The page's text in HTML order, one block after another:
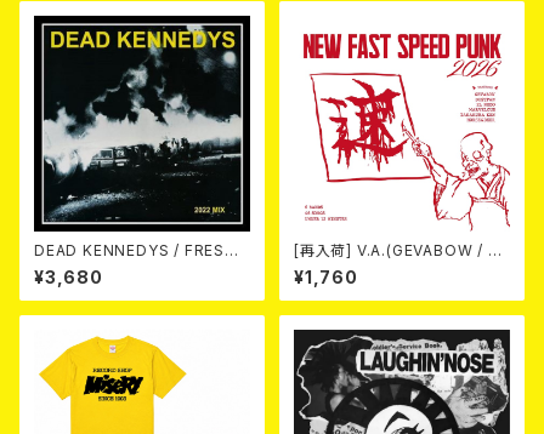
DEAD KENNEDYS / FRESH
FRUIT FOR ROTTING VEGE
TABLES [2022 MIX](CD)
¥3,680
[再入荷] V.A.(GEVABOW / D
USTPAN / EL NUDO / MARV
ELOUS / 高倉健 / Horse & D
eer) / NEW FAST SPEED PU
¥1,760